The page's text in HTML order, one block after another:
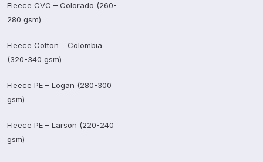
Fleece CVC – Colorado (260-
280 gsm)
Fleece Cotton – Colombia
(320-340 gsm)
Fleece PE – Logan (280-300
gsm)
Fleece PE – Larson (220-240
gsm)